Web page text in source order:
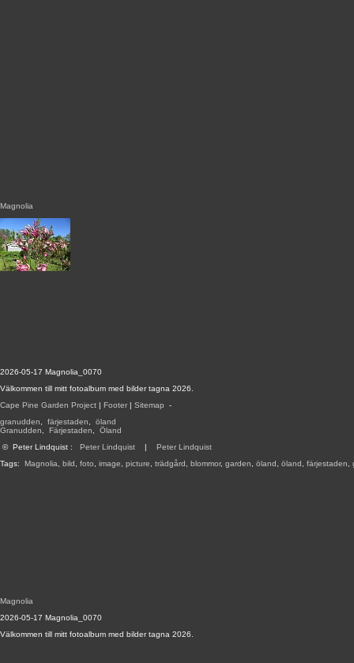
2026-05-17 Magnolia_0070
Välkommen till mitt fotoalbum med bilder tagna 2026.
Cape Pine Garden Project | Footer | Sitemap -
granudden
färjestaden
öland
Granudden
Färjestaden
Öland
© Peter Lindquist : Peter Lindquist | Peter Lindquist
Tags: Magnolia bild foto image picture trädgård blommor, garden öland öland färjestaden
Magnolia
Magnolia
2026-05-17 Magnolia_0070
Välkommen till mitt fotoalbum med bilder tagna 2026.